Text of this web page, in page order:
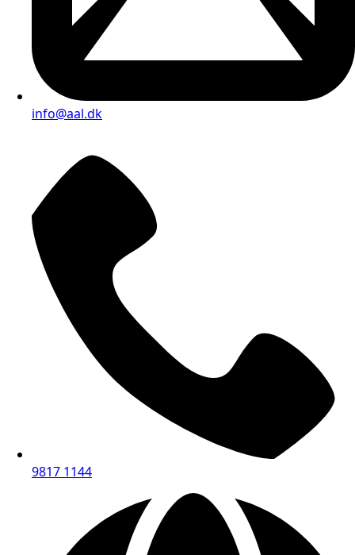
info@aal.dk
9817 1144